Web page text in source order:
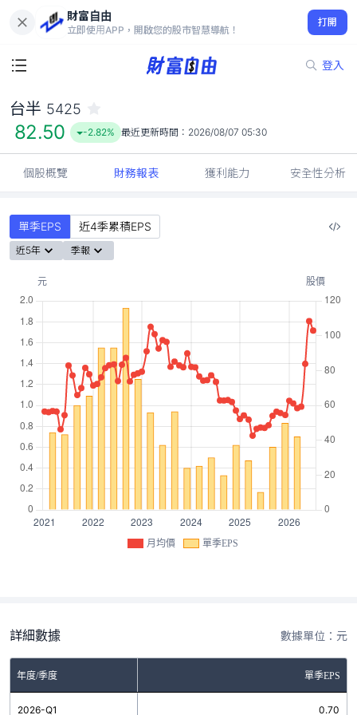
財富自由
立即使用APP，開啟您的股市智慧導航！
打開
登入
82.50
-2.82%
台半 5425
82.50 -2.82% 最近更新時間： 2026/08/07 05:30
個股概覽 財務報表 獲利能力 安全性分析
單季EPS 近4季累積EPS
近5年 季報
月均價 單季EPS
詳細數據 數據單位：元
年度/季度 單季EPS
2026-Q1 0.70